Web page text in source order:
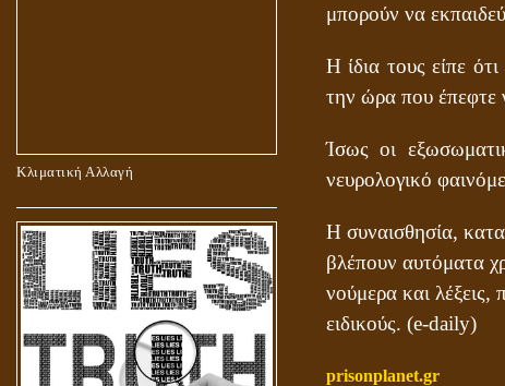
Κλιματική Αλλαγή
μπορούν να
Η ίδια τους είπε
την ώρα που έπεφτε
Ίσως οι
νευρολογικό
Η συναισθησία,
βλέπουν αυτόματα
νούμερα και λέξεις,
ειδικούς. (e-daily)
prisonplanet.gr